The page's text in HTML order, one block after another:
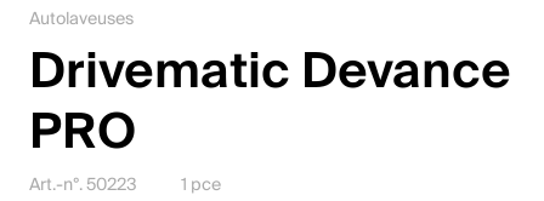
Webshop
Français (Suisse)
Veuillez sélectionner un pays et une langue
Autolaveuses
Drivematic Devance
PRO
Art.-n°. 50223 1 pce